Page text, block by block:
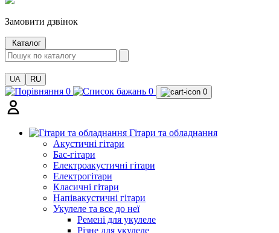
Замовити дзвінок
Каталог
UA RU
0 0 0
Гітари та обладнання
Акустичні гітари
Бас-гітари
Електроакустичні гітари
Електрогітари
Класичні гітари
Напівакустичні гітари
Укулеле та все до неї
Ремені для укулеле
Різне для укулеле